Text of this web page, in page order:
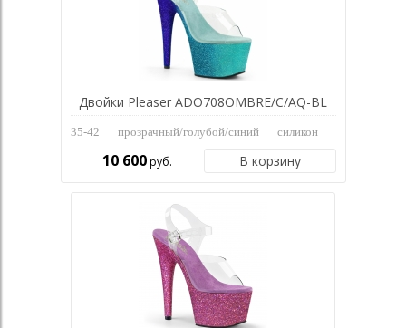
Двойки Pleaser ADO708OMBRE/C/AQ-BL
35-42 прозрачный/голубой/синий силикон
10 600руб. В корзину